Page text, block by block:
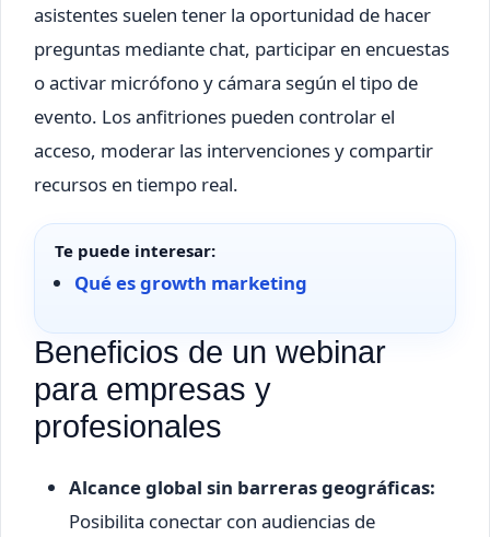
asistentes suelen tener la oportunidad de hacer
preguntas mediante chat, participar en encuestas
o activar micrófono y cámara según el tipo de
evento. Los anfitriones pueden controlar el
acceso, moderar las intervenciones y compartir
recursos en tiempo real.
Te puede interesar:
Qué es growth marketing
Beneficios de un webinar
para empresas y
profesionales
Alcance global sin barreras geográficas:
Posibilita conectar con audiencias de